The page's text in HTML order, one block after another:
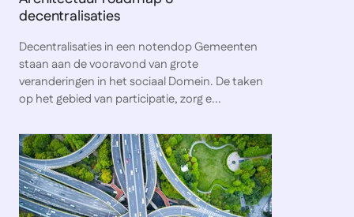
decentralisaties
Decentralisaties in een notendop Gemeenten
staan aan de vooravond van grote
veranderingen in het sociaal Domein. De taken
op het gebied van participatie, zorg e...